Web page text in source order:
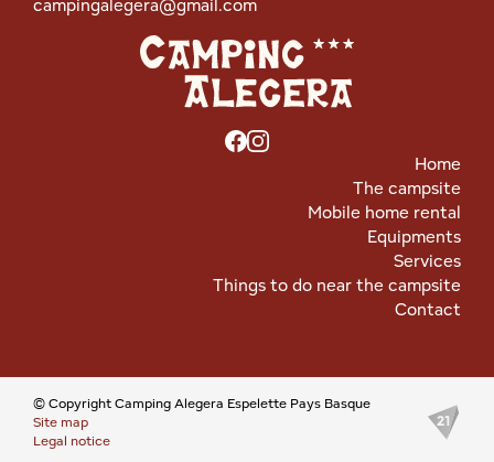
campingalegera@gmail.com
Home
The campsite
Mobile home rental
Equipments
Services
Things to do near the campsite
Contact
© Copyright Camping Alegera Espelette Pays Basque
Site map
Legal notice